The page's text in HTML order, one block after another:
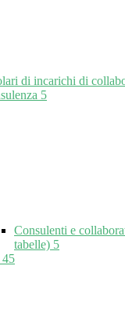
di incarichi di
5
Consulenti e
tabelle) 5
45